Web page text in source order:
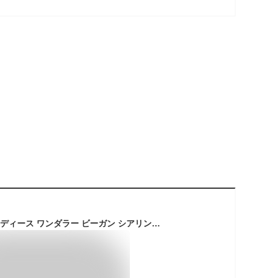
ハンター HUNTER レディース ワンダラー ビーガン シアリング インシュレイティド トール スノーブーツ シューズ WFT2204HER-WWG WHITE_WILLOW/GUM 4（23cm）